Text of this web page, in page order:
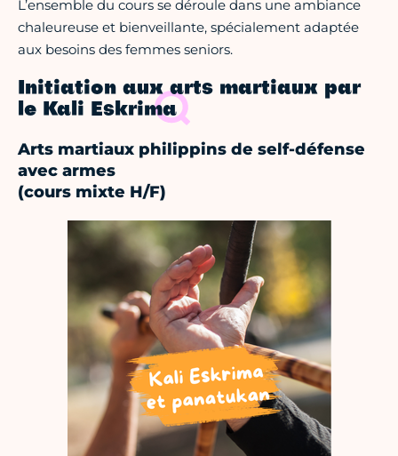
L’ensemble du cours se déroule dans une ambiance
chaleureuse et bienveillante, spécialement adaptée
aux besoins des femmes seniors.
Initiation aux arts martiaux par
le Kali Eskrima
Arts martiaux philippins de self-défense
avec armes
(cours mixte H/F)